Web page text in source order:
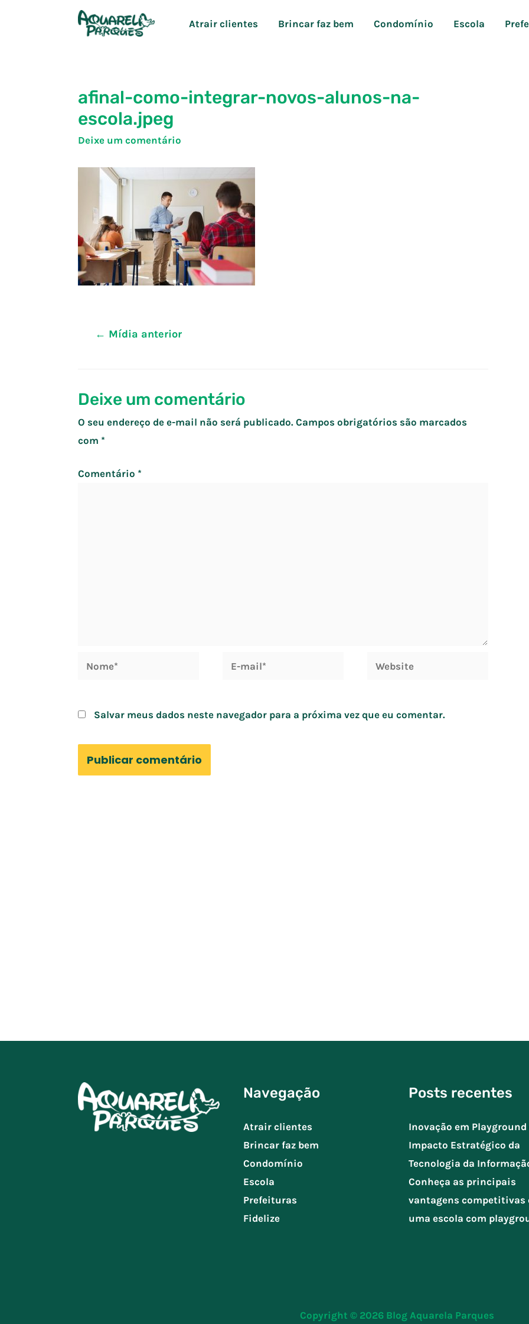
Atrair clientes Brincar faz bem Condomínio Escola
afinal-como-integrar-novos-alunos-na-
escola.jpeg
Deixe um comentário
Navegação
← Mídia anterior
Deixe um comentário
O seu endereço de e-mail não será publicado. Campos obrigatórios são marcados
com *
Comentário *
Website
Salvar meus dados neste navegador para a próxima vez que eu comentar.
Navegação
Atrair clientes
Brincar faz bem
Condomínio
Escola
Prefeituras
Fidelize
Posts recentes
Inovação em Playground
Impacto Estratégico da
Tecnologia da
Conheça as principais
vantagens competitivas
uma escola com
Copyright © 2026 Blog Aquarela Parques